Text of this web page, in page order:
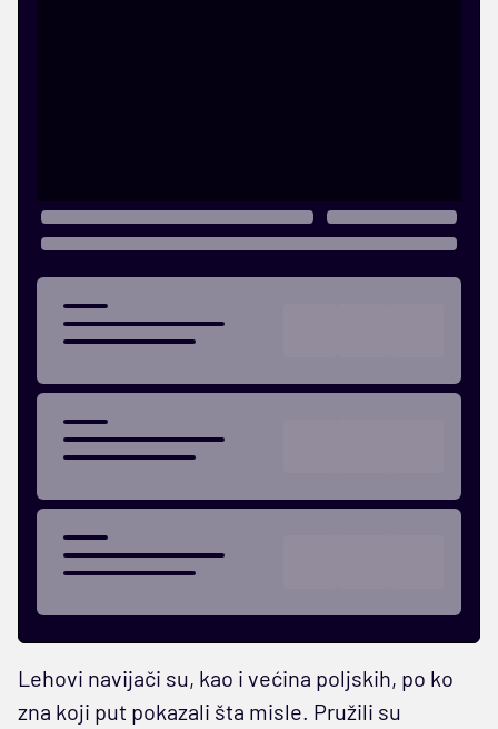
Lehovi navijači su, kao i većina poljskih, po ko
zna koji put pokazali šta misle. Pružili su